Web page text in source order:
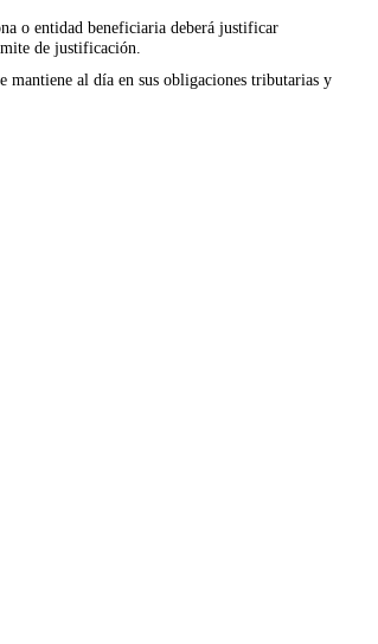
o entidad beneficiaria deberá justificar
de justificación.
mantiene al día en sus obligaciones tributarias y